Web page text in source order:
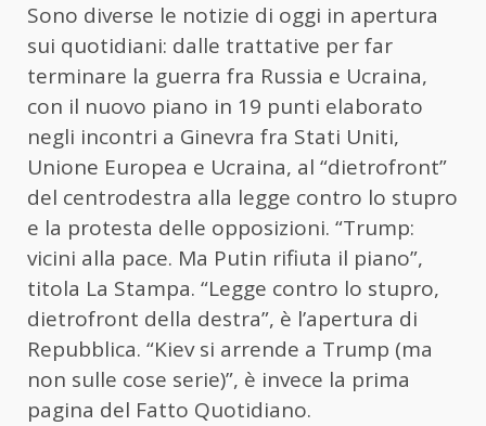
Sono diverse le notizie di oggi in apertura
sui quotidiani: dalle trattative per far
terminare la guerra fra Russia e Ucraina,
con il nuovo piano in 19 punti elaborato
negli incontri a Ginevra fra Stati Uniti,
Unione Europea e Ucraina, al “dietrofront”
del centrodestra alla legge contro lo stupro
e la protesta delle opposizioni. “Trump:
vicini alla pace. Ma Putin rifiuta il piano”,
titola La Stampa. “Legge contro lo stupro,
dietrofront della destra”, è l’apertura di
Repubblica. “Kiev si arrende a Trump (ma
non sulle cose serie)”, è invece la prima
pagina del Fatto Quotidiano.